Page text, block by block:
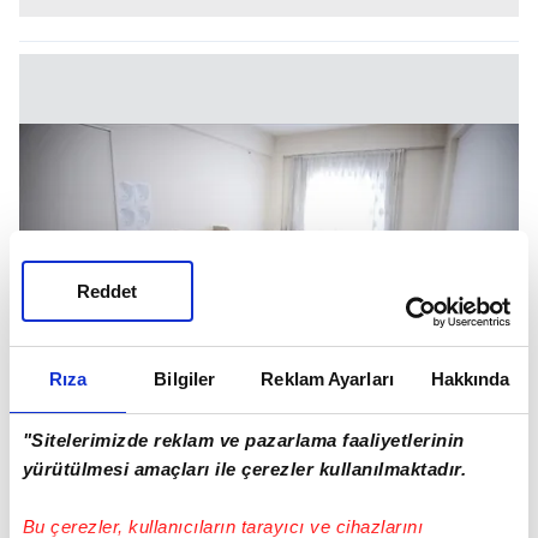
Rıza Bilgiler Reklam Ayarları Hakkında
"Sitelerimizde reklam ve pazarlama faaliyetlerinin
yürütülmesi amaçları ile çerezler kullanılmaktadır.
Bu çerezler, kullanıcıların tarayıcı ve cihazlarını
Reddet